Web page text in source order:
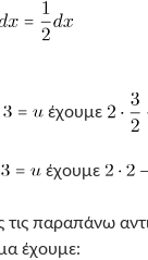
έχουμε
έχουμε
παραπάνω
έχουμε: